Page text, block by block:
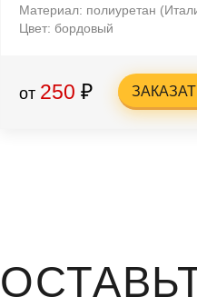
Материал: полиуретан
Цвет: бордовый
от 250 ₽